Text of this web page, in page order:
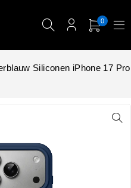
0
Siliconen iPhone 17 Pro